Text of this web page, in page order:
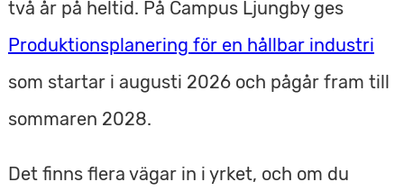
två år på heltid. På Campus Ljungby ges
Produktionsplanering för en hållbar industri
som startar i augusti 2026 och pågår fram till
sommaren 2028.
Det finns flera vägar in i yrket, och om du